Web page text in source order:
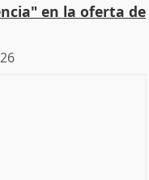
en la oferta de